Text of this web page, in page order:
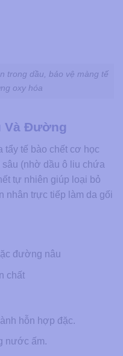
trong dầu, bảo vệ màng tế
oxy hóa
Và Đường
tế bào chết cơ học
(nhờ dầu ô liu chứa
tự nhiên giúp loại bỏ
nhân trực tiếp làm da gối
đường nâu
chất
hỗn hợp đặc.
nước ấm.